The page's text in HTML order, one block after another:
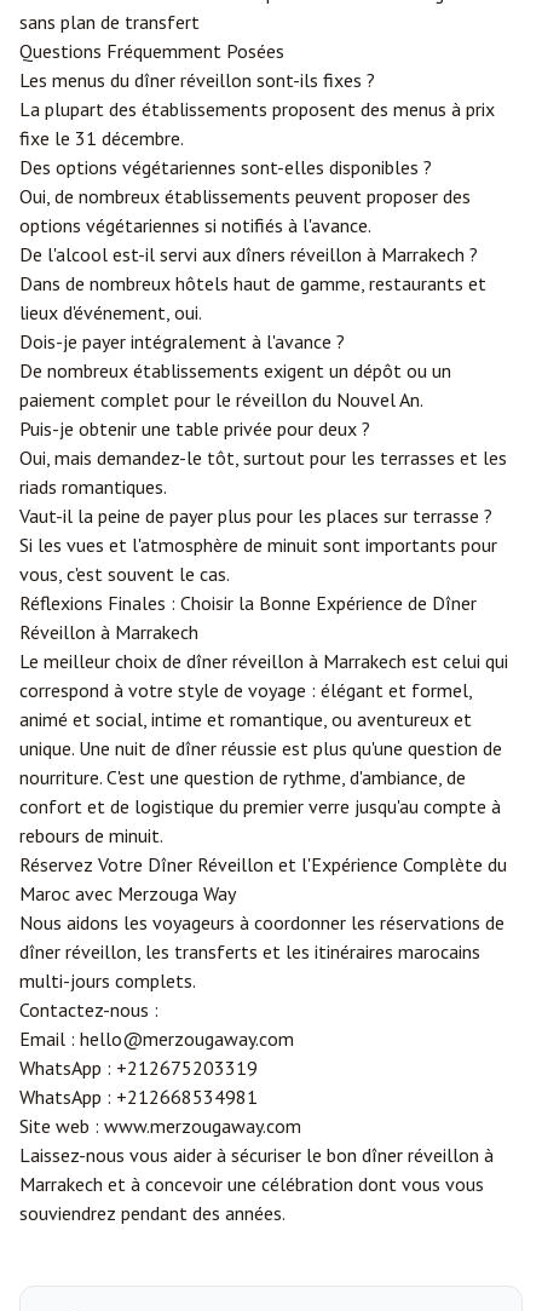
sans plan de transfert
Questions Fréquemment Posées
Les menus du dîner réveillon sont-ils fixes ?
La plupart des établissements proposent des menus à prix
fixe le 31 décembre.
Des options végétariennes sont-elles disponibles ?
Oui, de nombreux établissements peuvent proposer des
options végétariennes si notifiés à l'avance.
De l'alcool est-il servi aux dîners réveillon à Marrakech ?
Dans de nombreux hôtels haut de gamme, restaurants et
lieux d'événement, oui.
Dois-je payer intégralement à l'avance ?
De nombreux établissements exigent un dépôt ou un
paiement complet pour le réveillon du Nouvel An.
Puis-je obtenir une table privée pour deux ?
Oui, mais demandez-le tôt, surtout pour les terrasses et les
riads romantiques.
Vaut-il la peine de payer plus pour les places sur terrasse ?
Si les vues et l'atmosphère de minuit sont importants pour
vous, c'est souvent le cas.
Réflexions Finales : Choisir la Bonne Expérience de Dîner
Réveillon à Marrakech
Le meilleur choix de dîner réveillon à Marrakech est celui qui
correspond à votre style de voyage : élégant et formel,
animé et social, intime et romantique, ou aventureux et
unique. Une nuit de dîner réussie est plus qu'une question de
nourriture. C'est une question de rythme, d'ambiance, de
confort et de logistique du premier verre jusqu'au compte à
rebours de minuit.
Réservez Votre Dîner Réveillon et l'Expérience Complète du
Maroc avec Merzouga Way
Nous aidons les voyageurs à coordonner les réservations de
dîner réveillon, les transferts et les itinéraires marocains
multi-jours complets.
Contactez-nous :
Email : hello@merzougaway.com
WhatsApp : +212675203319
WhatsApp : +212668534981
Site web : www.merzougaway.com
Laissez-nous vous aider à sécuriser le bon dîner réveillon à
Marrakech et à concevoir une célébration dont vous vous
souviendrez pendant des années.